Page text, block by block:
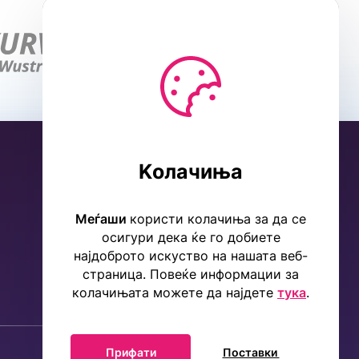
Kолачиња
Меѓаши користи колачиња за да се
осигури дека ќе го добиете
најдоброто искуство на нашата веб-
страница. Повеќе информации за
колачињата можете да најдете тука.
Прифати Поставки